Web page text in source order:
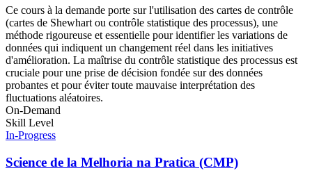
Ce cours à la demande porte sur l'utilisation des cartes de contrôle
(cartes de Shewhart ou contrôle statistique des processus), une
méthode rigoureuse et essentielle pour identifier les variations de
données qui indiquent un changement réel dans les initiatives
d'amélioration. La maîtrise du contrôle statistique des processus est
cruciale pour une prise de décision fondée sur des données
probantes et pour éviter toute mauvaise interprétation des
fluctuations aléatoires.
On-Demand
Skill Level
In-Progress
Science de la Melhoria na Pratica (CMP)